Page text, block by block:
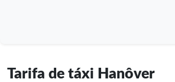
Tarifa de táxi Hanôver